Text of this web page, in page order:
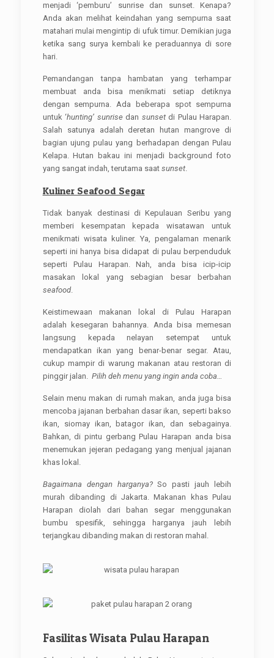
menjadi ‘pemburu’ sunrise dan sunset. Kenapa?
Anda akan melihat keindahan yang sempurna saat
matahari mulai mengintip di ufuk timur. Demikian juga
ketika sang surya kembali ke peraduannya di sore
hari.
Pemandangan tanpa hambatan yang terhampar
membuat anda bisa menikmati setiap detiknya
dengan sempurna. Ada beberapa spot sempurna
untuk ‘hunting’ sunrisedan sunsetdi Pulau Harapan.
Salah satunya adalah deretan hutan mangrove di
bagian ujung pulau yang berhadapan dengan Pulau
Kelapa. Hutan bakau ini menjadi background foto
yang sangat indah, terutama saat sunset.
Kuliner Seafood Segar
Tidak banyak destinasi di Kepulauan Seribu yang
memberi kesempatan kepada wisatawan untuk
menikmati wisata kuliner. Ya, pengalaman menarik
seperti ini hanya bisa didapat di pulau berpenduduk
seperti Pulau Harapan. Nah, anda bisa icip-icip
masakan lokal yang sebagian besar berbahan
seafood.
Keistimewaan makanan lokal di Pulau Harapan
adalah kesegaran bahannya. Anda bisa memesan
langsung kepada nelayan setempat untuk
mendapatkan ikan yang benar-benar segar. Atau,
cukup mampir di warung makanan atau restoran di
pinggir jalan. Pilih deh menu yang ingin anda coba…
Selain menu makan di rumah makan, anda juga bisa
mencoba jajanan berbahan dasar ikan, seperti bakso
ikan, siomay ikan, batagor ikan, dan sebagainya.
Bahkan, di pintu gerbang Pulau Harapan anda bisa
menemukan jejeran pedagang yang menjual jajanan
khas lokal.
Bagaimana dengan harganya?So pasti jauh lebih
murah dibanding di Jakarta. Makanan khas Pulau
Harapan diolah dari bahan segar menggunakan
bumbu spesifik, sehingga harganya jauh lebih
terjangkau dibanding makan di restoran mahal.
Fasilitas Wisata Pulau Harapan